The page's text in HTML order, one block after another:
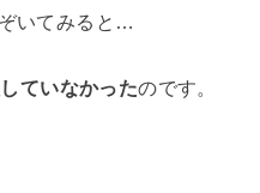
いてみると…
ていなかったのです。